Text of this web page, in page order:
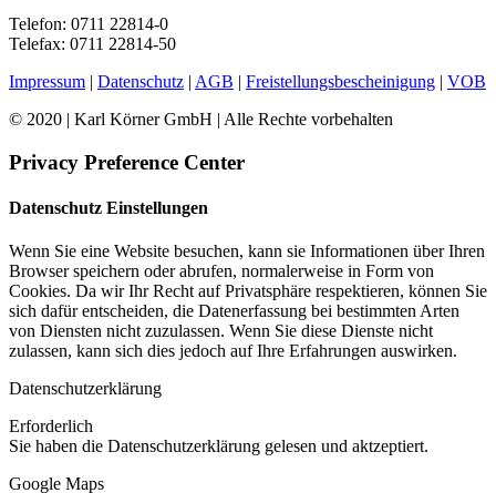
Telefon: 0711 22814-0
Telefax: 0711 22814-50
Impressum | Datenschutz | AGB | Freistellungsbescheinigung | VOB
© 2020 | Karl Körner GmbH | Alle Rechte vorbehalten
Privacy Preference Center
Datenschutz Einstellungen
Wenn Sie eine Website besuchen, kann sie Informationen über Ihren
Browser speichern oder abrufen, normalerweise in Form von
Cookies. Da wir Ihr Recht auf Privatsphäre respektieren, können Sie
sich dafür entscheiden, die Datenerfassung bei bestimmten Arten
von Diensten nicht zuzulassen. Wenn Sie diese Dienste nicht
zulassen, kann sich dies jedoch auf Ihre Erfahrungen auswirken.
Datenschutzerklärung
Erforderlich
Sie haben die Datenschutzerklärung gelesen und aktzeptiert.
Google Maps